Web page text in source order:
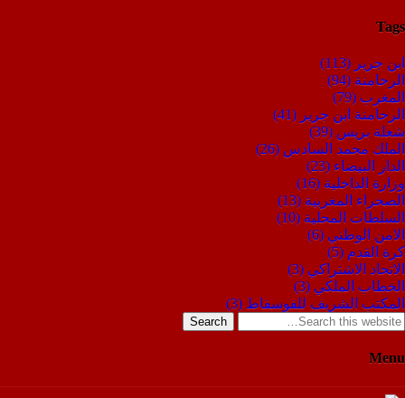
Tags
ابن جرير (113)
الرحامنة (94)
المغرب (79)
الرحامنة ابن جرير (41)
شعلة بريس (39)
الملك محمد السادس (26)
الدار البيضاء (23)
وزارة الداخلية (16)
الصحراء المغربية (13)
السلطات المحلية (10)
الامن الوطني (6)
كرة القدم (5)
الاتحاد الاشتراكي (3)
الخطاب الملكي (3)
المكتب الشريف للفوسفاط (3)
Search
Menu